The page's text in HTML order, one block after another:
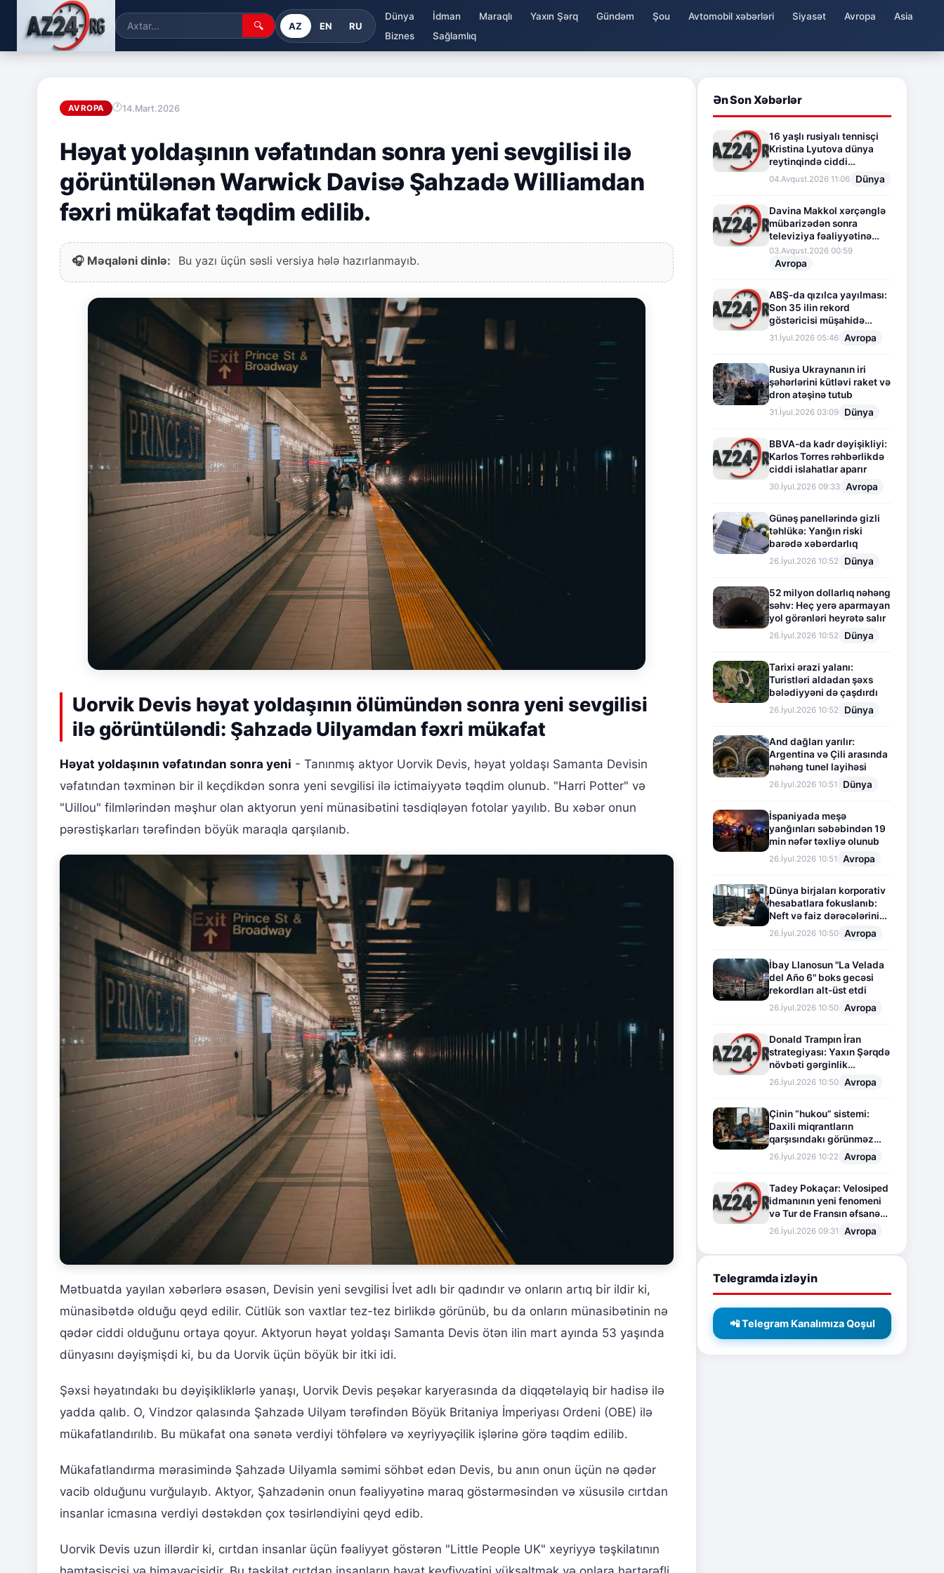
🔍 AZ EN RU
Dünya İdman Maraqlı Yaxın Şərq Gündəm Şou Avtomobil xəbərləri Siyasət Avropa
Asia
Biznes
Sağlamlıq
AVROPA 14.Mart.2026
Həyat yoldaşının vəfatından sonra yeni sevgilisi ilə
görüntülənən Warwick Davisə Şahzadə Williamdan
fəxri mükafat təqdim edilib.
🎧 Məqaləni dinlə: Bu yazı üçün səsli versiya hələ hazırlanmayıb.
Uorvik Devis həyat yoldaşının ölümündən sonra yeni sevgilisi
ilə görüntüləndi: Şahzadə Uilyamdan fəxri mükafat
Həyat yoldaşının vəfatından sonra yeni - Tanınmış aktyor Uorvik Devis, həyat yoldaşı Samanta Devisin
vəfatından təxminən bir il keçdikdən sonra yeni sevgilisi ilə ictimaiyyətə təqdim olunub. "Harri Potter" və
"Uillou" filmlərindən məşhur olan aktyorun yeni münasibətini təsdiqləyən fotolar yayılıb. Bu xəbər onun
pərəstişkarları tərəfindən böyük maraqla qarşılanıb.
Mətbuatda yayılan xəbərlərə əsasən, Devisin yeni sevgilisi İvet adlı bir qadındır və onların artıq bir ildir ki,
münasibətdə olduğu qeyd edilir. Cütlük son vaxtlar tez-tez birlikdə görünüb, bu da onların münasibətinin nə
qədər ciddi olduğunu ortaya qoyur. Aktyorun həyat yoldaşı Samanta Devis ötən ilin mart ayında 53 yaşında
dünyasını dəyişmişdi ki, bu da Uorvik üçün böyük bir itki idi.
Şəxsi həyatındakı bu dəyişikliklərlə yanaşı, Uorvik Devis peşəkar karyerasında da diqqətəlayiq bir hadisə ilə
yadda qalıb. O, Vindzor qalasında Şahzadə Uilyam tərəfindən Böyük Britaniya İmperiyası Ordeni (OBE) ilə
mükafatlandırılıb. Bu mükafat ona sənətə verdiyi töhfələrə və xeyriyyəçilik işlərinə görə təqdim edilib.
Mükafatlandırma mərasimində Şahzadə Uilyamla səmimi söhbət edən Devis, bu anın onun üçün nə qədər
vacib olduğunu vurğulayıb. Aktyor, Şahzadənin onun fəaliyyətinə maraq göstərməsindən və xüsusilə cırtdan
insanlar icmasına verdiyi dəstəkdən çox təsirləndiyini qeyd edib.
Uorvik Devis uzun illərdir ki, cırtdan insanlar üçün fəaliyyət göstərən "Little People UK" xeyriyyə təşkilatının
Ən Son Xəbərlər
16 yaşlı rusiyalı tennisçi
Kristina Lyutova dünya
reytinqində ciddi
irəliləyişə imza atdı
04.Avqust.2026 11:06 Dünya
Davina Makkol xərçənglə
mübarizədən sonra
televiziya fəaliyyətinə
fasilə verir
03.Avqust.2026 00:59
Avropa
ABŞ-da qızılca yayılması:
Son 35 ilin rekord
göstəricisi müşahidə
olunur
31.İyul.2026 05:46 Avropa
Rusiya Ukraynanın iri
şəhərlərini kütləvi raket və
dron atəşinə tutub
31.İyul.2026 03:09 Dünya
BBVA-da kadr dəyişikliyi:
Karlos Torres rəhbərlikdə
ciddi islahatlar aparır
30.İyul.2026 09:33 Avropa
Günəş panellərində gizli
təhlükə: Yanğın riski
barədə xəbərdarlıq
26.İyul.2026 10:52 Dünya
52 milyon dollarlıq nəhəng
səhv: Heç yerə aparmayan
yol görənləri heyrətə salır
26.İyul.2026 10:52 Dünya
Tarixi ərazi yalanı:
Turistləri aldadan şəxs
bələdiyyəni də çaşdırdı
26.İyul.2026 10:52 Dünya
And dağları yarılır:
Argentina və Çili arasında
nəhəng tunel layihəsi
26.İyul.2026 10:51 Dünya
İspaniyada meşə
yanğınları səbəbindən 19
min nəfər təxliyə olunub
26.İyul.2026 10:51 Avropa
Dünya birjaları korporativ
hesabatlara fokuslanıb:
Neft və faiz dərəcələrinin
təsiri altında cari vəziyyət
26.İyul.2026 10:50 Avropa
İbay Llanosun "La Velada
del Año 6" boks gecəsi
rekordları alt-üst etdi
26.İyul.2026 10:50 Avropa
Donald Trampın İran
strategiyası: Yaxın Şərqdə
növbəti gərginlik
mərhələsi
26.İyul.2026 10:50 Avropa
Çinin “hukou” sistemi:
Daxili miqrantların
qarşısındakı görünməz
sədd
26.İyul.2026 10:22 Avropa
Tadey Pokaçar: Velosiped
idmanının yeni fenomeni
və Tur de Fransın əfsanəvi
səhifəsi
26.İyul.2026 09:31 Avropa
Telegramda izləyin
📲 Telegram Kanalımıza Qoşul